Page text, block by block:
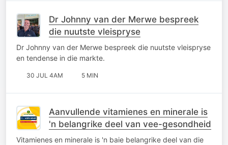
Dr Johnny van der Merwe bespreek
die nuutste vleispryse
Dr Johnny van der Merwe bespreek die nuutste vleispryse
en tendense in die markte.
30 JUL 4AM 5 MIN
Aanvullende vitamienes en minerale is
'n belangrike deel van vee-gesondheid
Vitamienes en minerale is 'n baie belangrike deel van die